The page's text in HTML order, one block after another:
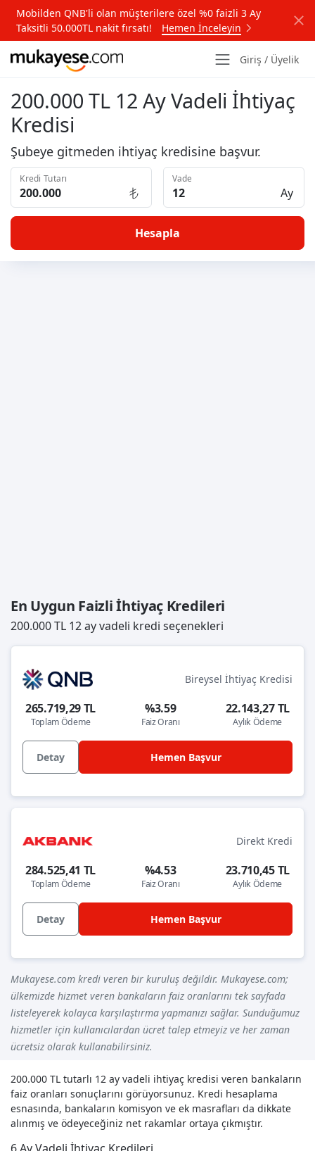
Mobilden QNB'li olan müşterilere özel %0 faizli 3 Ay
Taksitli 50.000TL nakit fırsatı!
Hemen İnceleyin
Giriş / Üyelik
200.000 TL 12 Ay Vadeli İhtiyaç
Kredisi
Şubeye gitmeden ihtiyaç kredisine başvur.
Kredi Tutarı Vade
Ay
Hesapla
En Uygun Faizli İhtiyaç Kredileri
200.000 TL 12 ay vadeli kredi seçenekleri
Bireysel İhtiyaç Kredisi
265.719,29 TL
Toplam Ödeme
%3.59
Faiz Oranı
22.143,27 TL
Aylık Ödeme
Detay Hemen Başvur
Direkt Kredi
284.525,41 TL
Toplam Ödeme
%4.53
Faiz Oranı
23.710,45 TL
Aylık Ödeme
Detay Hemen Başvur
Mukayese.com kredi veren bir kuruluş değildir. Mukayese.com;
ülkemizde hizmet veren bankaların faiz oranlarını tek sayfada
listeleyerek kolayca karşılaştırma yapmanızı sağlar. Sunduğumuz
hizmetler için kullanıcılardan ücret talep etmeyiz ve her zaman
ücretsiz olarak kullanabilirsiniz.
200.000 TL tutarlı 12 ay vadeli ihtiyaç kredisi veren bankaların
faiz oranları sonuçlarını görüyorsunuz. Kredi hesaplama
esnasında, bankaların komisyon ve ek masrafları da dikkate
alınmış ve ödeyeceğiniz net rakamlar ortaya çıkmıştır.